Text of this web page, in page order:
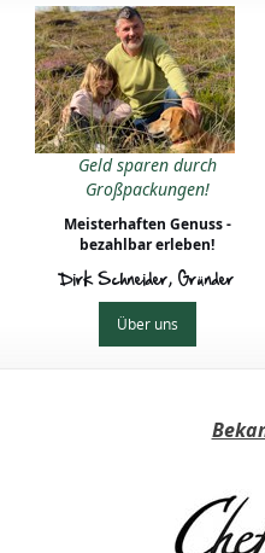
Geld sparen durch
Großpackungen!
Meisterhaften Genuss -
bezahlbar erleben!
Dirk Schneider, Gründer
Über uns